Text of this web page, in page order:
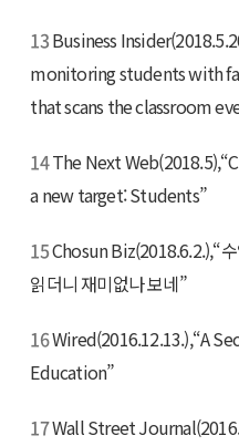
13Business
monitoring students with
that scans the classroom
14The Next
a new target: Students”
15Chosun Biz(2018.6.2.),“
읽더니 재미없나 보네”
16Wired(2016.12.13.),“A
Education”
17Wall Street